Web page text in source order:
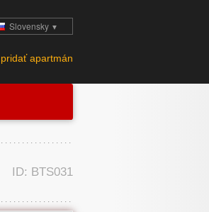
Slovensky ▼
pridať apartmán
ID: BTS031